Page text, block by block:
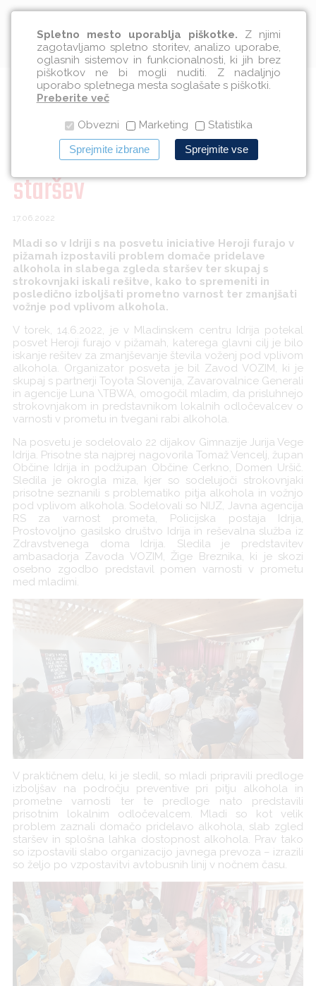
Slovenščina
Problem je v domači pridelavi
alkohola in slabemu zgledu
staršev
17.06.2022
Mladi so v Idriji s na posvetu iniciative Heroji furajo v
pižamah izpostavili problem domače pridelave
alkohola in slabega zgleda staršev ter skupaj s
strokovnjaki iskali rešitve, kako to spremeniti in
posledično izboljšati prometno varnost ter zmanjšati
vožnje pod vplivom alkohola.
V torek, 14.6.2022, je v Mladinskem centru Idrija potekal
posvet Heroji furajo v pižamah, katerega glavni cilj je bilo
iskanje rešitev za zmanjševanje števila voženj pod vplivom
alkohola. Organizator posveta je bil Zavod VOZIM, ki je
skupaj s partnerji Toyota Slovenija, Zavarovalnice Generali
in agencije Luna \TBWA, omogočil mladim, da prisluhnejo
strokovnjakom in predstavnikom lokalnih odločevalcev o
varnosti v prometu in tvegani rabi alkohola.
Na posvetu je sodelovalo 22 dijakov Gimnazije Jurija Vege
Idrija. Prisotne sta najprej nagovorila Tomaž Vencelj, župan
Občine Idrija in podžupan Občine Cerkno, Domen Uršič.
Sledila je okrogla miza, kjer so sodelujoči strokovnjaki
prisotne seznanili s problematiko pitja alkohola in vožnjo
pod vplivom alkohola. Sodelovali so NIJZ, Javna agencija
RS za varnost prometa, Policijska postaja Idrija,
Prostovoljno gasilsko društvo Idrija in reševalna služba iz
Zdravstvenega doma Idrija. Sledila je predstavitev
ambasadorja Zavoda VOZIM, Žige Breznika, ki je skozi
osebno zgodbo predstavil pomen varnosti v prometu
med mladimi.
V praktičnem delu, ki je sledil, so mladi pripravili predloge
izboljšav na področju preventive pri pitju alkohola in
prometne varnosti ter te predloge nato predstavili
prisotnim lokalnim odločevalcem. Mladi so kot velik
problem zaznali domačo pridelavo alkohola, slab zgled
staršev in splošna lahka dostopnost alkohola. Prav tako
so izpostavili slabo organizacijo javnega prevoza – izrazili
so željo po vzpostavitvi avtobusnih linij v nočnem času.
Spletno mesto uporablja piškotke. Z njimi
zagotavljamo spletno storitev, analizo uporabe,
oglasnih sistemov in funkcionalnosti, ki jih brez
piškotkov ne bi mogli nuditi. Z nadaljnjo
uporabo spletnega mesta soglašate s piškotki.
Preberite več
Obvezni Marketing Statistika
Sprejmite izbrane Sprejmite vse